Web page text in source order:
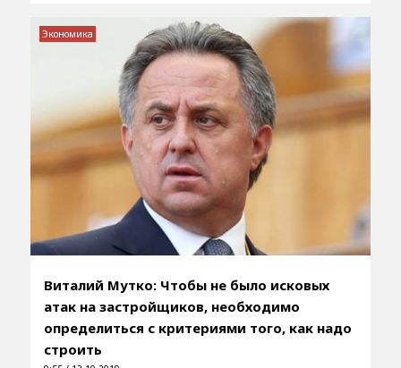
Виталий Мутко: Чтобы не было исковых
атак на застройщиков, необходимо
определиться с критериями того, как надо
строить
Экономика